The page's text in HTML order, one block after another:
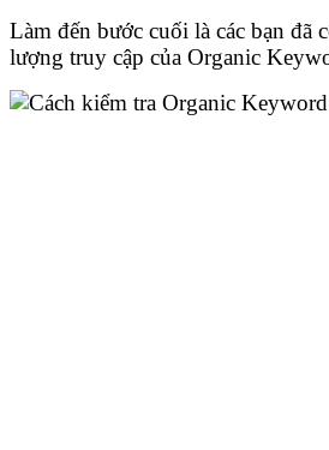
Làm đến bước cuối là các bạn đã
lượng truy cập của Organic